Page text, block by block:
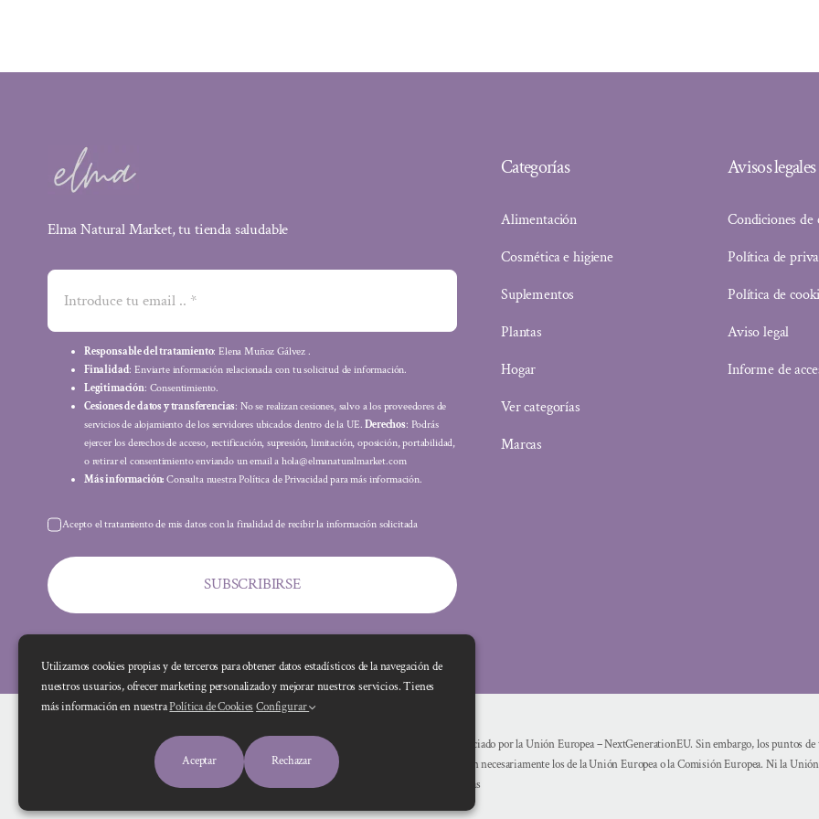
Elma Natural Market, tu tienda saludable
Responsable del tratamiento: Elena Muñoz Gálvez .
Finalidad: Enviarte información relacionada con tu solicitud de información.
Legitimación: Consentimiento.
Cesiones de datos y transferencias: No se realizan cesiones, salvo a los proveedores de
servicios de alojamiento de los servidores ubicados dentro de la UE.Derechos: Podrás
ejercer los derechos de acceso, rectificación, supresión, limitación, oposición, portabilidad,
o retirar el consentimiento enviando un email a hola@elmanaturalmarket.com
Más información: Consulta nuestra Política de Privacidad para más información.
Acepto el tratamiento de mis datos con la finalidad de recibir la información solicitada
SUBSCRIBIRSE
Categorías
Alimentación
Cosmética e higiene
Suplementos
Plantas
Hogar
Ver categorías
Marcas
Avisos legales
Condiciones de
Política de
Política de
Aviso legal
Informe de
Financiado por la Unión Europea – NextGenerationEU. Sin embargo, los puntos
reflejan necesariamente los de la Unión Europea o la Comisión Europea. Ni la
mismas
Utilizamos cookies propias y de terceros para obtener datos estadísticos de la navegación de
nuestros usuarios, ofrecer marketing personalizado y mejorar nuestros servicios. Tienes
más información en nuestraPolítica de Cookies Configurar
Aceptar Rechazar